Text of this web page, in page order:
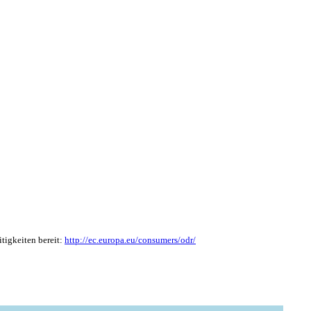
bereit: http://ec.europa.eu/consumers/odr/